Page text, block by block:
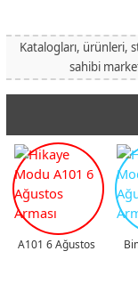
Katalogları, ürünleri,
sahibi
A101 6 Ağustos